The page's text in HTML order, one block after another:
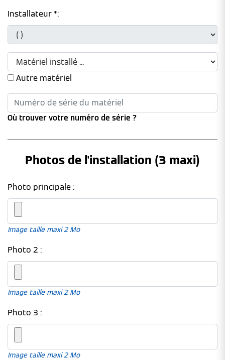
Installateur *:
Autre matériel
Où trouver votre numéro de série ?
Photos de l'installation (3 maxi)
Photo principale :
Image taille maxi 2 Mo
Photo 2 :
Image taille maxi 2 Mo
Photo 3 :
Image taille maxi 2 Mo